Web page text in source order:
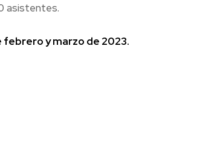
asistentes.
y marzo de 2023.